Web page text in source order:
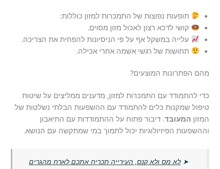
תופעות נפוצות של התמכרות למזון כוללות:
קושי לדכא רצון לאכול מזון מסוים.
עלייה במשקל אף על פי הניסיונות להפחית את הצריכה.
תחושות של רגשי אשמה אחרי אכילה.
מהם הפתרונות המוצעים?
כדי להתמודד עם התמכרות למזון, מדענים ממליצים על שיטות
טיפול שמקנות כלים להתמודד עם ההשפעות הבלתי נשלטות של
המזון המעובד. דיבור פתוח על ההתמודדות עם התיאבון
וההשפעות הפיזיולוגיות יכול לתמוך במי שמתקשה עם הנושא.
➤לא מס ולא קנס, העירייה תכריח אתכם לארח מהגרים